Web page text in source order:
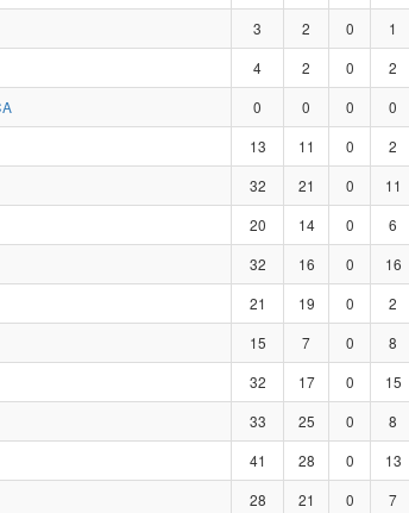
3 2 0 1
4 2 0 2
0 0 0 0
13 11 0 2
32 21 0 11
20 14 0 6
32 16 0 16
21 19 0 2
15 7 0 8
32 17 0 15
33 25 0 8
41 28 0 13
28 21 0 7